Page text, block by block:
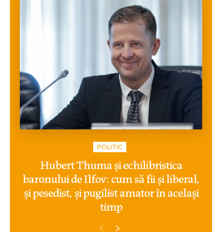
POLITIC
Hubert Thuma și echilibristica
baronului de Ilfov: cum să fii și liberal,
și pesedist, și pugilist amator în același
timp